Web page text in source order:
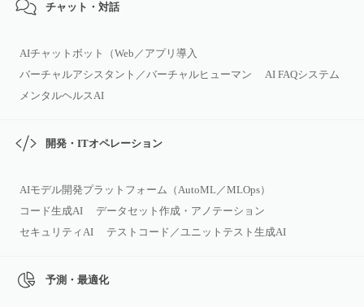
チャット・対話
AIチャットボット（Web／アプリ導入
バーチャルアシスタント／バーチャルヒューマン
AI FAQシステム
メンタルヘルスAI
開発・ITオペレーション
AIモデル開発プラットフォーム（AutoML／MLOps）
コード生成AI
データセット作成・アノテーション
セキュリティAI
テストコード／ユニットテスト生成AI
予測・最適化